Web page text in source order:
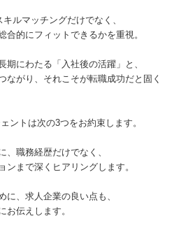
ルマッチングだけでなく、
合的にフィットできるかを重視。
期にわたる「入社後の活躍」と、
ながり、それこそが転職成功だと固く
ントは次の3つをお約束します。
、職務経歴だけでなく、
まで深くヒアリングします。
に、求人企業の良い点も、
伝えします。